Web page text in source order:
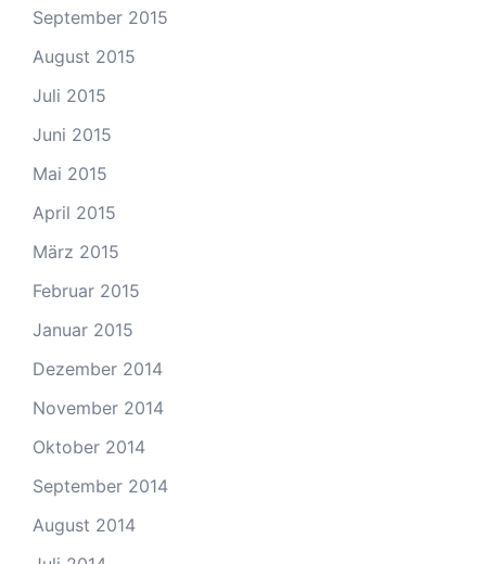
September 2015
August 2015
Juli 2015
Juni 2015
Mai 2015
April 2015
März 2015
Februar 2015
Januar 2015
Dezember 2014
November 2014
Oktober 2014
September 2014
August 2014